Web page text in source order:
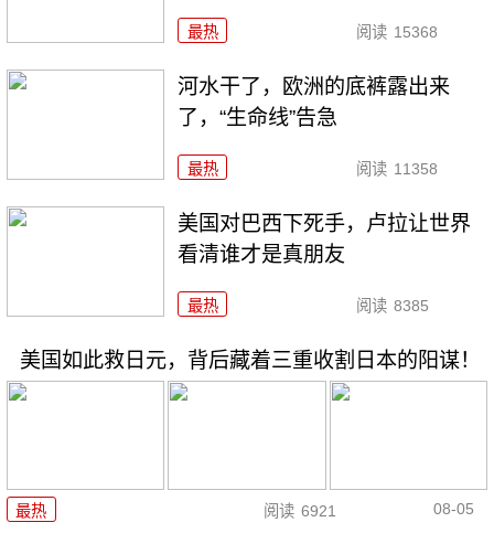
最热 阅读 15368
河水干了，欧洲的底裤露出来
了，“生命线”告急
最热 阅读 11358
美国对巴西下死手，卢拉让世界
看清谁才是真朋友
最热 阅读 8385
美国如此救日元，背后藏着三重收割日本的阳谋！
最热 阅读 6921 08-05